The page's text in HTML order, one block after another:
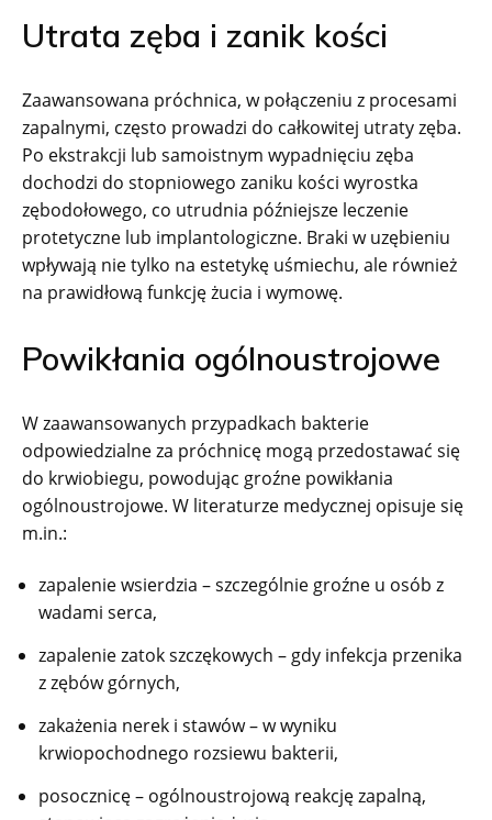
Utrata zęba i zanik kości
Zaawansowana próchnica, w połączeniu z procesami
zapalnymi, często prowadzi do całkowitej utraty zęba.
Po ekstrakcji lub samoistnym wypadnięciu zęba
dochodzi do stopniowego zaniku kości wyrostka
zębodołowego, co utrudnia późniejsze leczenie
protetyczne lub implantologiczne. Braki w uzębieniu
wpływają nie tylko na estetykę uśmiechu, ale również
na prawidłową funkcję żucia i wymowę.
Powikłania ogólnoustrojowe
W zaawansowanych przypadkach bakterie
odpowiedzialne za próchnicę mogą przedostawać się
do krwiobiegu, powodując groźne powikłania
ogólnoustrojowe. W literaturze medycznej opisuje się
m.in.:
zapalenie wsierdzia – szczególnie groźne u osób z
wadami serca,
zapalenie zatok szczękowych – gdy infekcja przenika
z zębów górnych,
zakażenia nerek i stawów – w wyniku
krwiopochodnego rozsiewu bakterii,
posocznicę – ogólnoustrojową reakcję zapalną,